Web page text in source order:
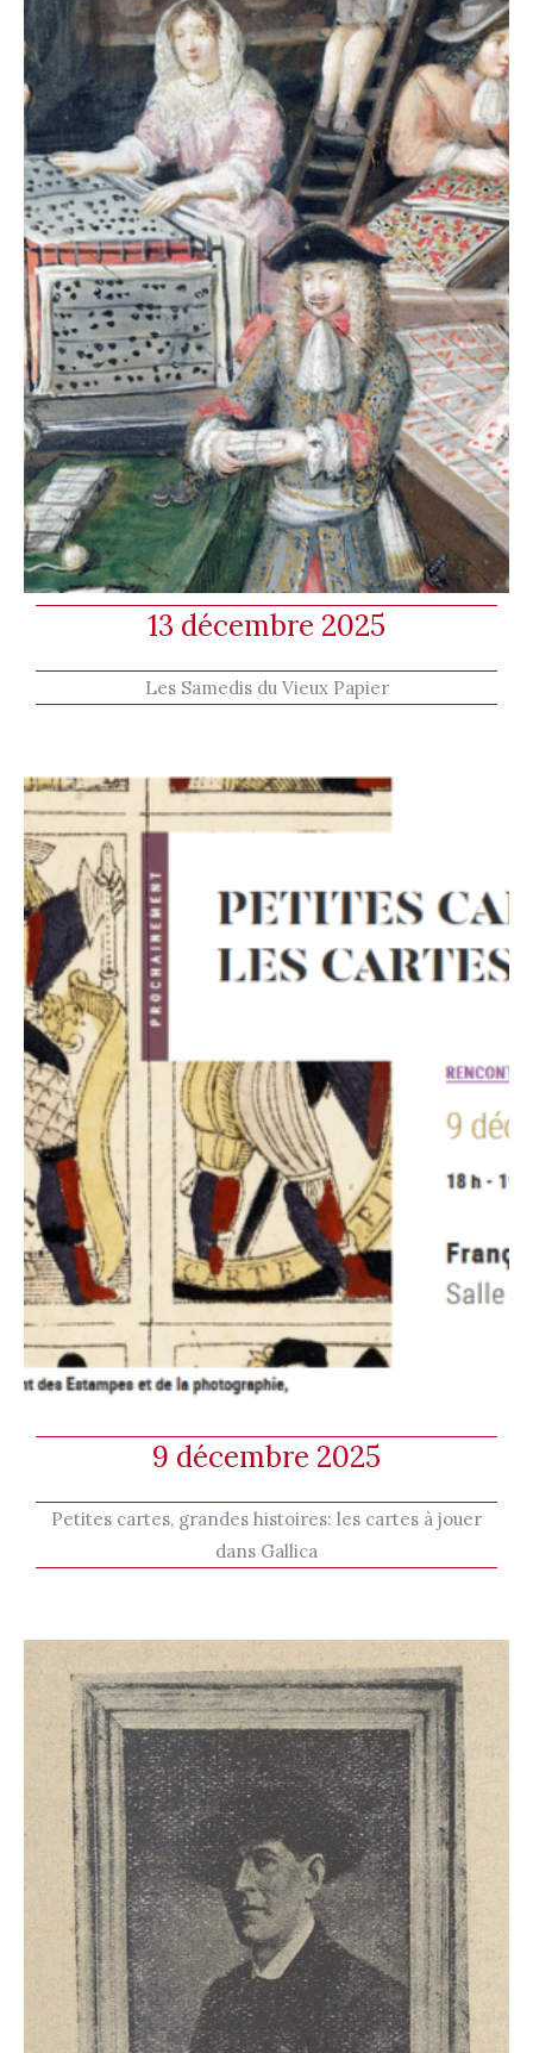
13 décembre 2025
Les Samedis du Vieux Papier
9 décembre 2025
Petites cartes, grandes histoires: les cartes à jouer
dans Gallica